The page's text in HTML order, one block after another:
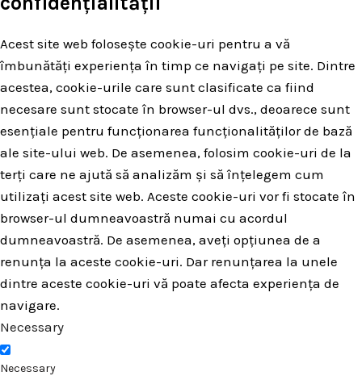
Acest site web folosește cookie-uri pentru a vă
îmbunătăți experiența în timp ce navigați pe site. Dintre
acestea, cookie-urile care sunt clasificate ca fiind
necesare sunt stocate în browser-ul dvs., deoarece sunt
esențiale pentru funcționarea funcționalităților de bază
ale site-ului web. De asemenea, folosim cookie-uri de la
terți care ne ajută să analizăm și să înțelegem cum
utilizați acest site web. Aceste cookie-uri vor fi stocate în
browser-ul dumneavoastră numai cu acordul
dumneavoastră. De asemenea, aveți opțiunea de a
renunța la aceste cookie-uri. Dar renunțarea la unele
dintre aceste cookie-uri vă poate afecta experiența de
navigare.
Necessary
Necessary